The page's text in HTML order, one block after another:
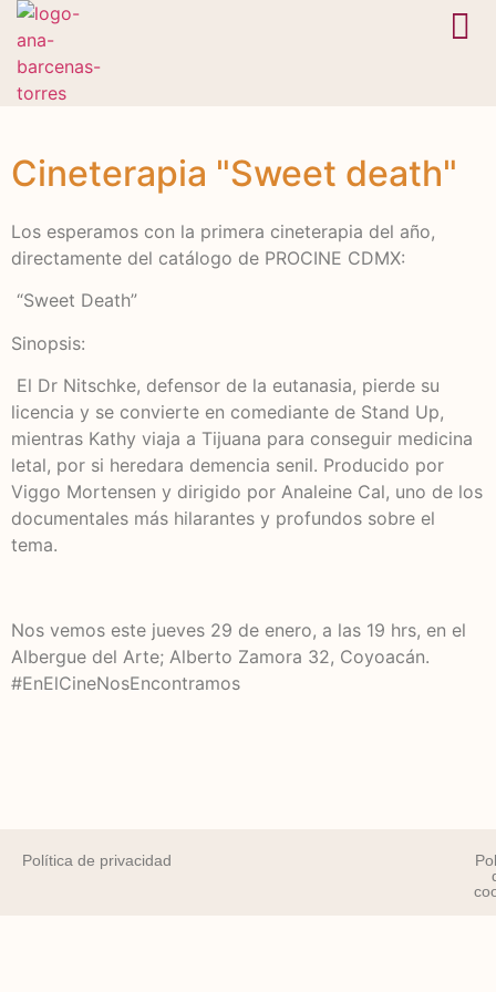
Cineterapia "Sweet death"
Los esperamos con la primera cineterapia del año,
directamente del catálogo de PROCINE CDMX:
“Sweet Death”
Sinopsis:
El Dr Nitschke, defensor de la eutanasia, pierde su
licencia y se convierte en comediante de Stand Up,
mientras Kathy viaja a Tijuana para conseguir medicina
letal, por si heredara demencia senil. Producido por
Viggo Mortensen y dirigido por Analeine Cal, uno de los
documentales más hilarantes y profundos sobre el
tema.
Nos vemos este jueves 29 de enero, a las 19 hrs, en el
Albergue del Arte; Alberto Zamora 32, Coyoacán.
#EnElCineNosEncontramos
Política de privacidad